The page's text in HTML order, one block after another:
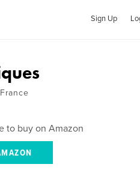
Sign Up
to buy on Amazon